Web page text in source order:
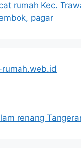
rumah Kec.
pagar
renang